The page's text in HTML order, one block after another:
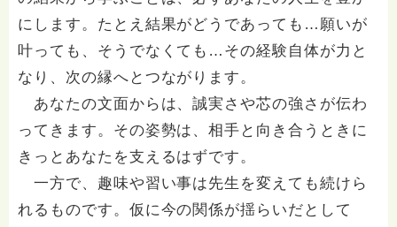
にします。たとえ結果がどうであっても…願いが
叶っても、そうでなくても…その経験自体が力と
なり、次の縁へとつながります。
あなたの文面からは、誠実さや芯の強さが伝わ
ってきます。その姿勢は、相手と向き合うときに
きっとあなたを支えるはずです。
一方で、趣味や習い事は先生を変えても続けら
れるものです。仮に今の関係が揺らいだとして